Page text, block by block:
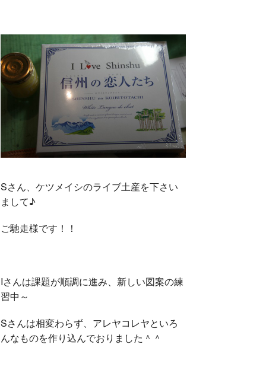
Sさん、ケツメイシのライブ土産を下さい
まして♪
ご馳走様です！！
Iさんは課題が順調に進み、新しい図案の練
習中～
Sさんは相変わらず、アレヤコレヤといろ
んなものを作り込んでおりました＾＾